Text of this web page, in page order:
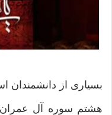
بسیاری از دانشمندان
هشتم سوره آل عمران